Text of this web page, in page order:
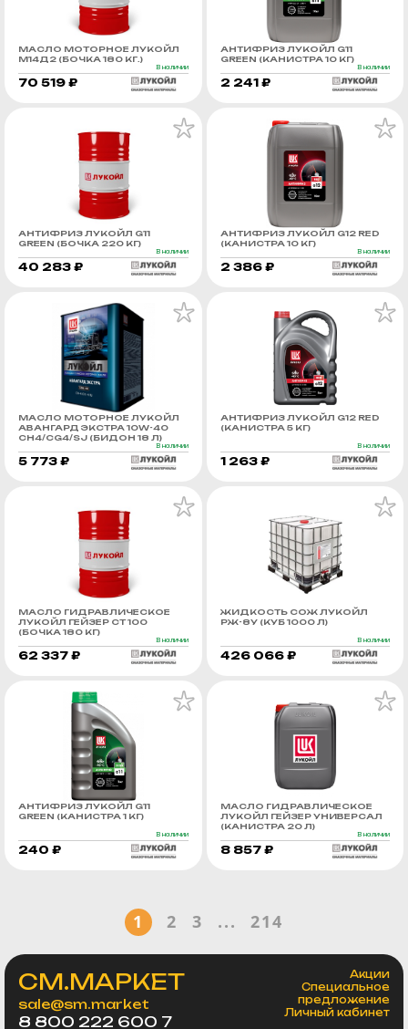
МАСЛО МОТОРНОЕ ЛУКОЙЛ
М14Д2 (БОЧКА 180 КГ.)
В наличии
70 519 ₽
АНТИФРИЗ ЛУКОЙЛ G11
GREEN (КАНИСТРА 10 КГ)
В наличии
2 241 ₽
АНТИФРИЗ ЛУКОЙЛ G11
GREEN (БОЧКА 220 КГ)
В наличии
40 283 ₽
АНТИФРИЗ ЛУКОЙЛ G12 RED
(КАНИСТРА 10 КГ)
В наличии
2 386 ₽
МАСЛО МОТОРНОЕ ЛУКОЙЛ
АВАНГАРД ЭКСТРА 10W-40
CH4/CG4/SJ (БИДОН 18 Л)
В наличии
5 773 ₽
АНТИФРИЗ ЛУКОЙЛ G12 RED
(КАНИСТРА 5 КГ)
В наличии
1 263 ₽
МАСЛО ГИДРАВЛИЧЕСКОЕ
ЛУКОЙЛ ГЕЙЗЕР СТ 100
(БОЧКА 180 КГ)
В наличии
62 337 ₽
ЖИДКОСТЬ СОЖ ЛУКОЙЛ
РЖ-8У (КУБ 1000 Л)
В наличии
426 066 ₽
АНТИФРИЗ ЛУКОЙЛ G11
GREEN (КАНИСТРА 1 КГ)
В наличии
240 ₽
МАСЛО ГИДРАВЛИЧЕСКОЕ
ЛУКОЙЛ ГЕЙЗЕР УНИВЕРСАЛ
(КАНИСТРА 20 Л)
В наличии
8 857 ₽
1 2 3 ... 214
СМ.МАРКЕТ
sale@sm.market
8 800 222 600 7
Акции
Специальное
предложение
Личный кабинет